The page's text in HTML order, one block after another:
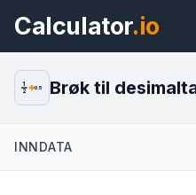
Calculator.io
1
2
0.5 Brøk til
INNDATA